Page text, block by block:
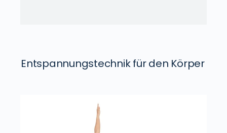
Entspannungstechnik für den Körper